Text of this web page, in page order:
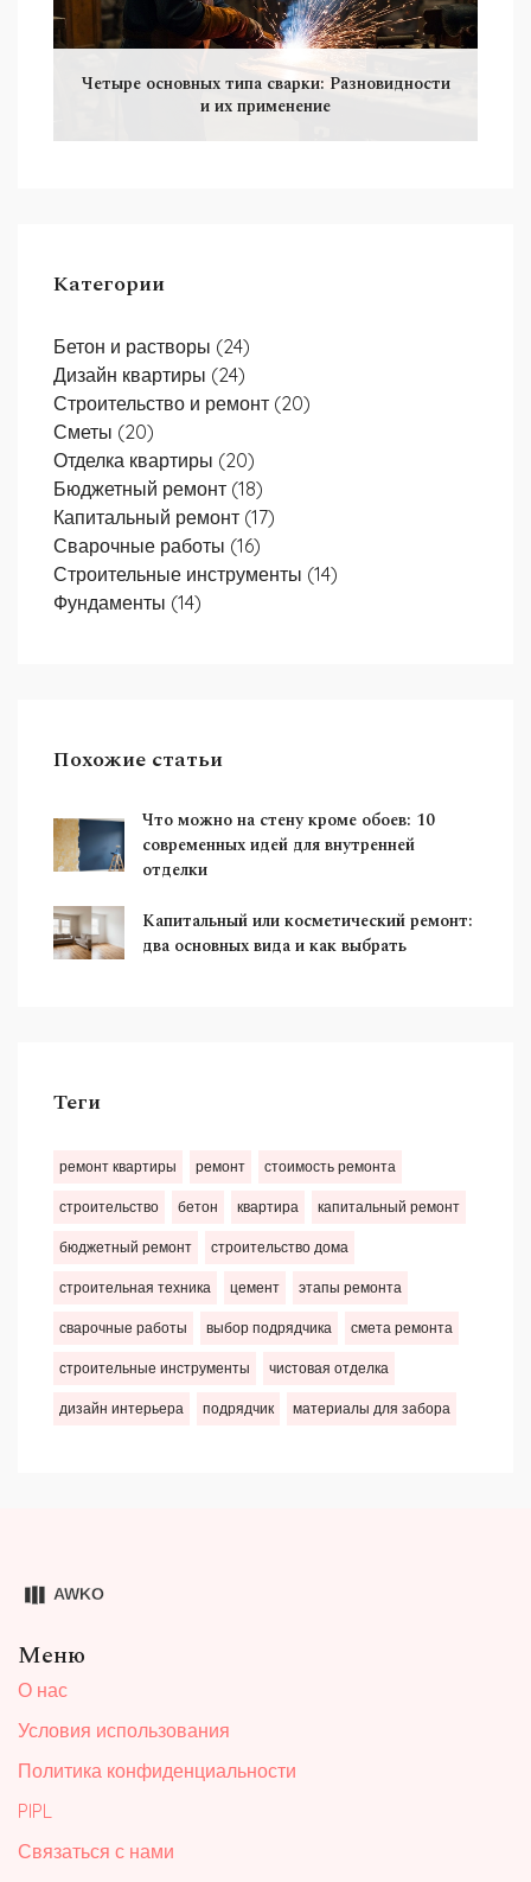
Четыре основных типа сварки: Разновидности
и их применение
Категории
Бетон и растворы (24)
Дизайн квартиры (24)
Строительство и ремонт (20)
Сметы (20)
Отделка квартиры (20)
Бюджетный ремонт (18)
Капитальный ремонт (17)
Сварочные работы (16)
Строительные инструменты (14)
Фундаменты (14)
Похожие статьи
Что можно на стену кроме обоев: 10
современных идей для внутренней
отделки
Капитальный или косметический ремонт:
два основных вида и как выбрать
Теги
ремонт квартиры ремонт стоимость ремонта
строительство бетон квартира капитальный ремонт
бюджетный ремонт строительство дома
строительная техника цемент этапы ремонта
сварочные работы выбор подрядчика смета ремонта
строительные инструменты чистовая отделка
дизайн интерьера подрядчик материалы для забора
Меню
О нас
Условия использования
Политика конфиденциальности
PIPL
Связаться с нами